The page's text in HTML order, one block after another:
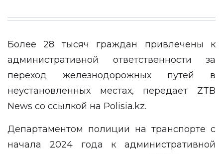
Более 28 тысяч граждан привлечены к
административной ответственности за
переход железнодорожных путей в
неустановленных местах, передает ZTB
News со ссылкой на Polisia.kz.
Департаментом полиции на транспорте с
начала 2024 года к административной